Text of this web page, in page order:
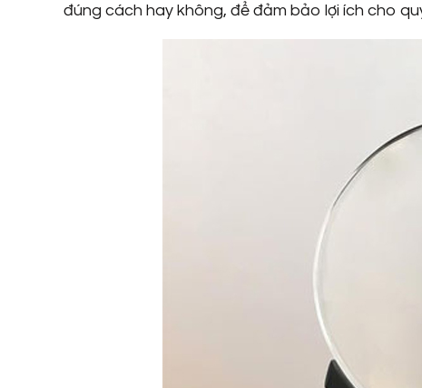
đúng cách hay không, để đảm bảo lợi ích cho